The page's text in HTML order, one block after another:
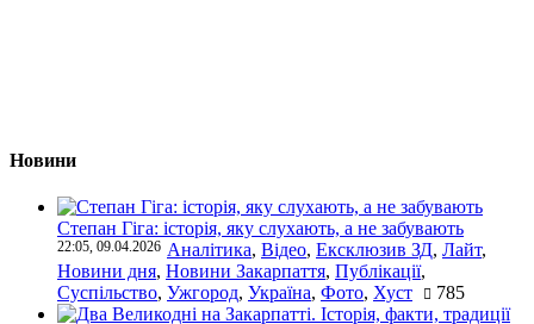
Новини
Степан Гіга: історія, яку слухають, а не забувають
22:05, 09.04.2026 Аналітика, Відео, Ексклюзив ЗД, Лайт,
Новини дня, Новини Закарпаття, Публікації,
Суспільство, Ужгород, Україна, Фото, Хуст 785